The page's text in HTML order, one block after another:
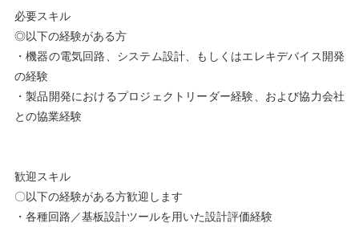
必要スキル
◎以下の経験がある方
・機器の電気回路、システム設計、もしくはエレキデバイス開発
の経験
・製品開発におけるプロジェクトリーダー経験、および協力会社
との協業経験
歓迎スキル
〇以下の経験がある方歓迎します
・各種回路／基板設計ツールを用いた設計評価経験